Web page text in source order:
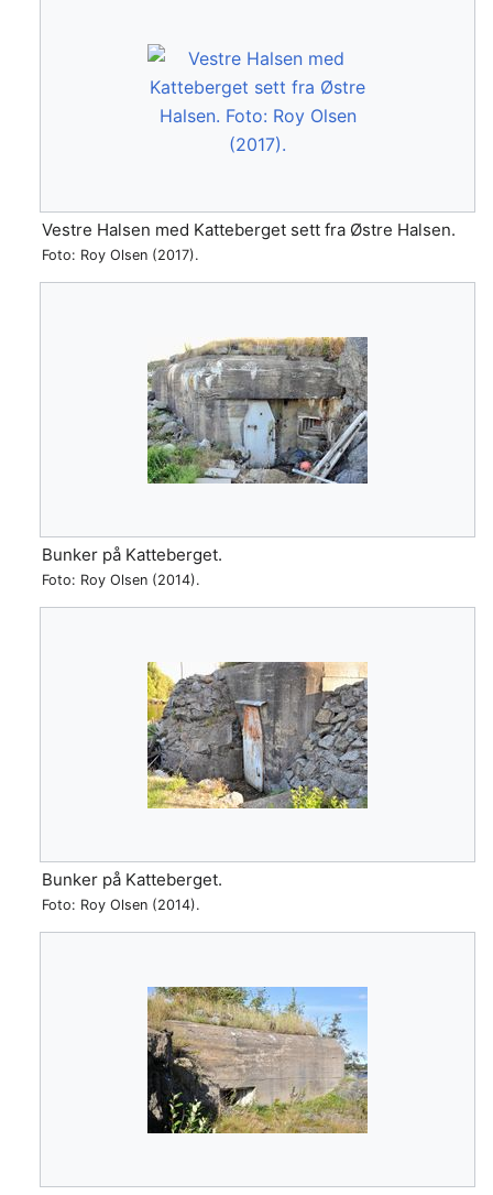
Vestre Halsen med Katteberget sett fra Østre Halsen.
Foto: Roy Olsen (2017).
Bunker på Katteberget.
Foto: Roy Olsen (2014).
Bunker på Katteberget.
Foto: Roy Olsen (2014).